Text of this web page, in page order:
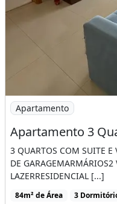
Imagem: Apartamento
Apartamento
3 QUARTOS COM SUITE E
DE GARAGEMARMÁRIOS2
LAZERRESIDENCIAL [...]
84m² de Área 3